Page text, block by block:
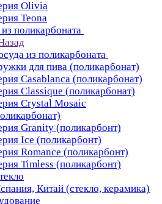
Olivia
Teona
поликарбоната
из поликарбоната
для пива (поликарбонат)
Casablanсa (поликарбонат)
Classique (поликарбонат)
Crystal Mosaic
Granity (поликарбонт)
Ice (поликарбонт)
Romance (поликарбонт)
Timless (поликарбонт)
Китай (стекло, керамика)